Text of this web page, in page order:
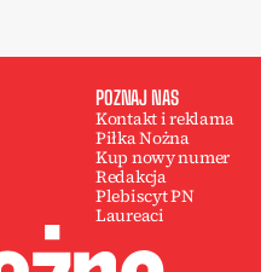
POZNAJ NAS
Kontakt i reklama
Piłka Nożna
Kup nowy numer
Redakcja
Plebiscyt PN
Laureaci